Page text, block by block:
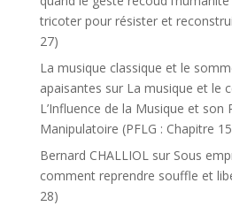
tricoter pour résister et
27)
La musique classique et le
apaisantes sur La musique et le
L’Influence de la Musique et son
Manipulatoire (PFLG : Chapitre
Bernard CHALLIOLsur Sous
comment reprendre souffle et
28)